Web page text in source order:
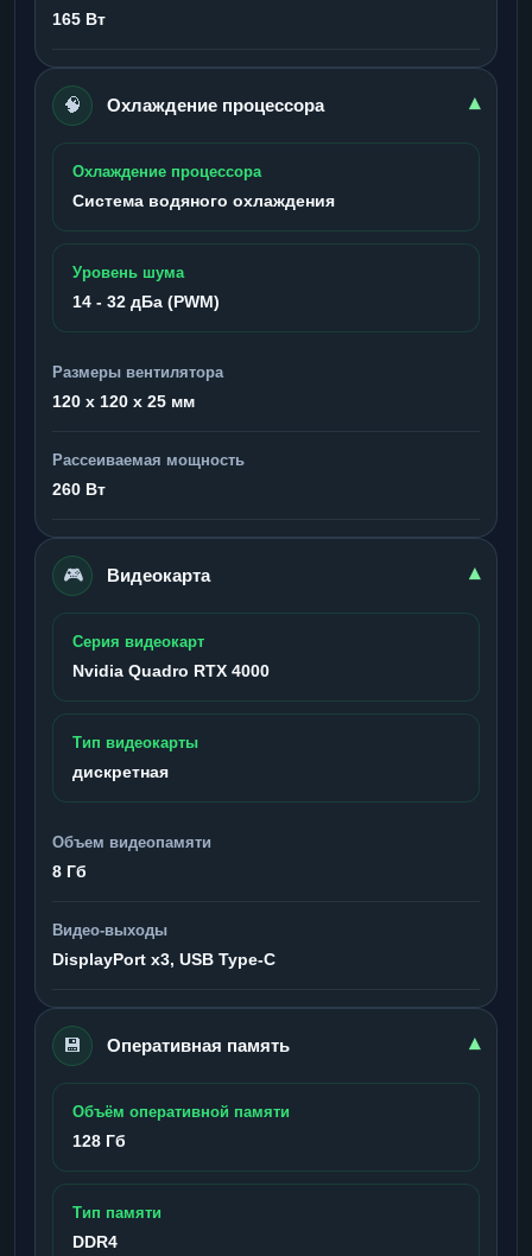
165 Вт
🧠 Охлаждение процессора ▾
Охлаждение процессора
Система водяного охлаждения
Уровень шума
14 - 32 дБа (PWM)
Размеры вентилятора
120 x 120 x 25 мм
Рассеиваемая мощность
260 Вт
🎮 Видеокарта ▾
Серия видеокарт
Nvidia Quadro RTX 4000
Тип видеокарты
дискретная
Объем видеопамяти
8 Гб
Видео-выходы
DisplayPort x3, USB Type-C
💾 Оперативная память ▾
Объём оперативной памяти
128 Гб
Тип памяти
DDR4